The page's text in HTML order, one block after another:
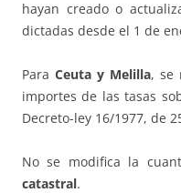
hayan creado o
dictadas desde el 1 de
ParaCeuta y Melilla, se
importes de las tasas
Decreto-ley 16/1977, de
No se modifica la
catastral.